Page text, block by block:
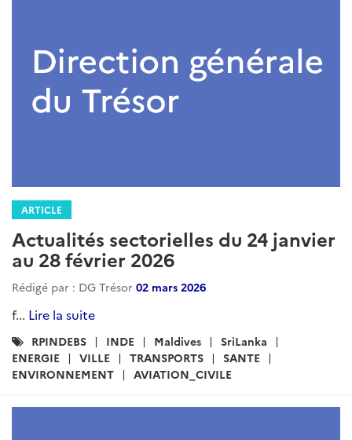
ARTICLE
Actualités sectorielles du 24 janvier
au 28 février 2026
Rédigé par : DG Trésor 02 mars 2026
f... Lire la suite
Catégories
:
RPINDEBS INDE Maldives
SriLanka
ENERGIE
VILLE TRANSPORTS
SANTE
ENVIRONNEMENT
AVIATION_CIVILE